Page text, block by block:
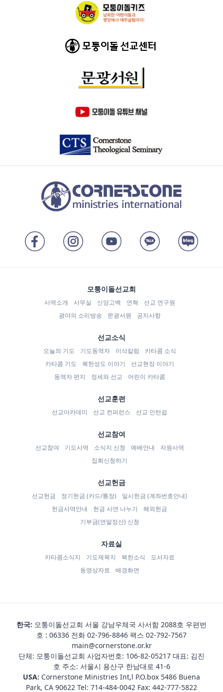
모퉁이돌선교회
사역소개 사무실 신앙고백 연혁
선교 연구원
광야의 소리방송
문광서원 공지사항
선교소식
오늘의 기도 기도동역자 이삭칼럼
카타콤 소식
카타콤 기도
북한성도 이야기
선교현장 이야기
동역자 편지
정세와 선교 어린이 카타콤
선교훈련
선교아카데미 선교 컨퍼런스 선교 인턴쉽
선교참여
선교참여 기도사역 소식지 신청 예배안내
자원사역
집회신청하기
선교헌금
선교헌금 정기헌금 (카드/통장)
일시헌금 (계좌번호안내)
헌금사역안내
헌금 사연 나누기
해외헌금
기부금(연말정산) 신청
자료실
카타콤소식지 기도제목지 북한소식
도서자료
동영상자료
배경화면
한국: 모퉁이돌선교회 서울 강남우체국 사서함 2088호 우편번
호 : 06336 전화 02-796-8846 팩스 02-792-7567
main@cornerstone.or.kr
단체: 모퉁이돌선교회 사업자번호: 106-82-05217 대표: 김진
호 주소: 서울시 용산구 한남대로 41-6
USA: Cornerstone Ministries Int,l P.O.box 5486 Buena
Park, CA 90622 Tel: 714-484-0042 Fax: 442-777-5822